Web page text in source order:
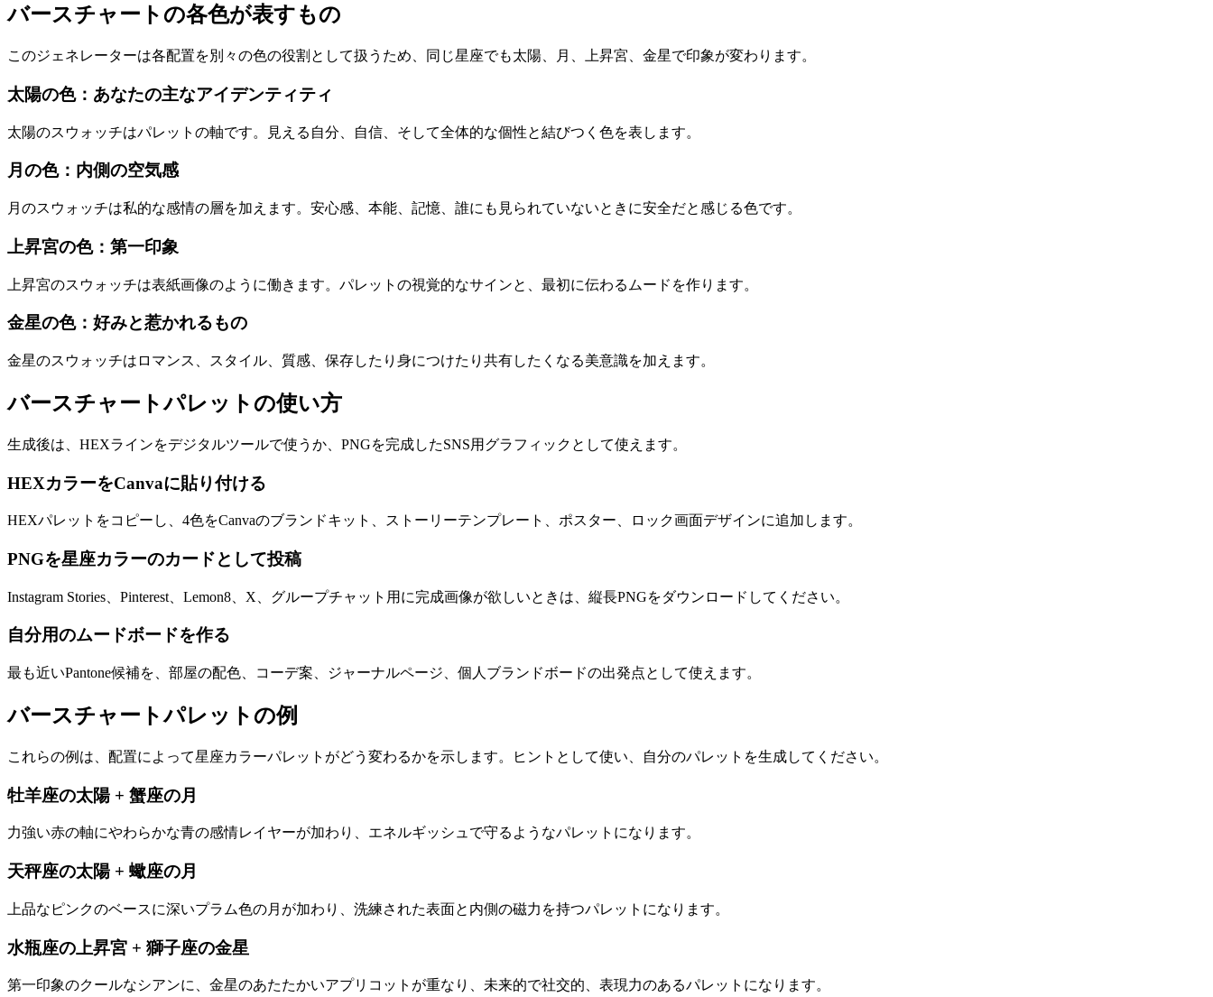
バースチャートの各色が表すもの
このジェネレーターは各配置を別々の色の役割として扱うため、同じ星座でも太陽、月、上昇宮、金星で印象が変わります。
太陽の色：あなたの主なアイデンティティ
太陽のスウォッチはパレットの軸です。見える自分、自信、そして全体的な個性と結びつく色を表します。
月の色：内側の空気感
月のスウォッチは私的な感情の層を加えます。安心感、本能、記憶、誰にも見られていないときに安全だと感じる色です。
上昇宮の色：第一印象
上昇宮のスウォッチは表紙画像のように働きます。パレットの視覚的なサインと、最初に伝わるムードを作ります。
金星の色：好みと惹かれるもの
金星のスウォッチはロマンス、スタイル、質感、保存したり身につけたり共有したくなる美意識を加えます。
バースチャートパレットの使い方
生成後は、HEXラインをデジタルツールで使うか、PNGを完成したSNS用グラフィックとして使えます。
HEXカラーをCanvaに貼り付ける
HEXパレットをコピーし、4色をCanvaのブランドキット、ストーリーテンプレート、ポスター、ロック画面デザインに追加します。
PNGを星座カラーのカードとして投稿
Instagram Stories、Pinterest、Lemon8、X、グループチャット用に完成画像が欲しいときは、縦長PNGをダウンロードしてください。
自分用のムードボードを作る
最も近いPantone候補を、部屋の配色、コーデ案、ジャーナルページ、個人ブランドボードの出発点として使えます。
バースチャートパレットの例
これらの例は、配置によって星座カラーパレットがどう変わるかを示します。ヒントとして使い、自分のパレットを生成してください。
牡羊座の太陽 + 蟹座の月
力強い赤の軸にやわらかな青の感情レイヤーが加わり、エネルギッシュで守るようなパレットになります。
天秤座の太陽 + 蠍座の月
上品なピンクのベースに深いプラム色の月が加わり、洗練された表面と内側の磁力を持つパレットになります。
水瓶座の上昇宮 + 獅子座の金星
第一印象のクールなシアンに、金星のあたたかいアプリコットが重なり、未来的で社交的、表現力のあるパレットになります。